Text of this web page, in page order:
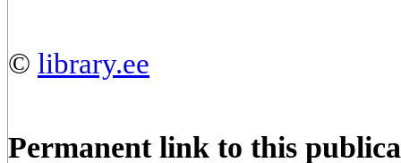
© library.ee
Permanent link to this